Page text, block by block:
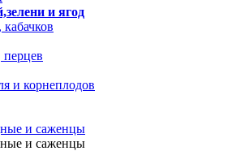
и ягод
перцев
и корнеплодов
и саженцы
и саженцы